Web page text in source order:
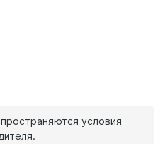
условия